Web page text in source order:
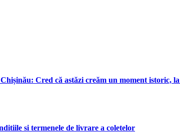
Cred că astăzi creăm un moment istoric,
si termenele de livrare a coletelor